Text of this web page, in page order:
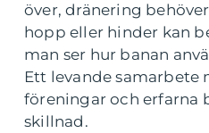
över, dränering
hopp eller hinder kan
man ser hur banan
Ett levande samarbete
föreningar och erfarna
skillnad.